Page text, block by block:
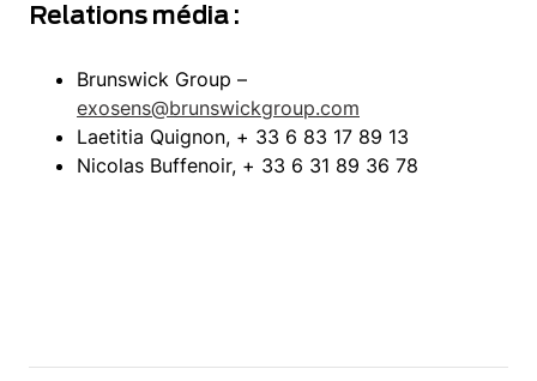
Relations média :
Brunswick Group –
exosens@brunswickgroup.com
Laetitia Quignon, + 33 6 83 17 89 13
Nicolas Buffenoir, + 33 6 31 89 36 78